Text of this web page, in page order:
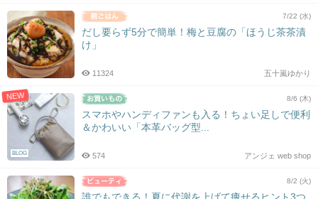
7/22 (水)
だし要らず5分で簡単！梅と豆腐の「ほうじ茶茶漬
け」
五十嵐ゆかり
11324
NEW
BLOG
8/6 (木)
スマホやハンディファンも入る！ちょい足しで便利
＆かわいい「本革バッグ型...
アンジェ web shop
574
8/2 (火)